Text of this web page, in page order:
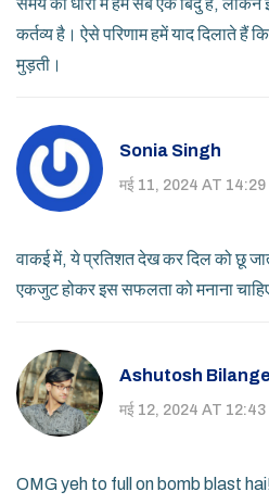
समय की धारा में हम सब एक बिंदु हैं, लेकिन
कर्तव्य है। ऐसे परिणाम हमें याद दिलाते हैं
मुड़ती।
Sonia Singh
मई 11, 2024 AT 14:29
वाकई में, ये प्रतिशत देख कर दिल को छू
एकजुट होकर इस सफलता को मनाना
Ashutosh Bilange
मई 12, 2024 AT 12:43
OMG yeh to full on bomb blast